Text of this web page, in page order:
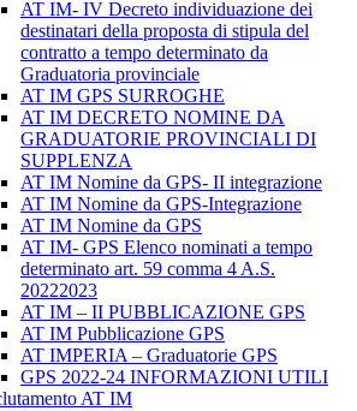
AT IM- IV Decreto individuazione dei
destinatari della proposta di stipula del
contratto a tempo determinato da
Graduatoria provinciale
AT IM GPS SURROGHE
AT IM DECRETO NOMINE DA
GRADUATORIE PROVINCIALI DI
SUPPLENZA
AT IM Nomine da GPS- II integrazione
AT IM Nomine da GPS-Integrazione
AT IM Nomine da GPS
AT IM- GPS Elenco nominati a tempo
determinato art. 59 comma 4 A.S.
20222023
AT IM – II PUBBLICAZIONE GPS
AT IM Pubblicazione GPS
AT IMPERIA – Graduatorie GPS
GPS 2022-24 INFORMAZIONI UTILI
AT IM